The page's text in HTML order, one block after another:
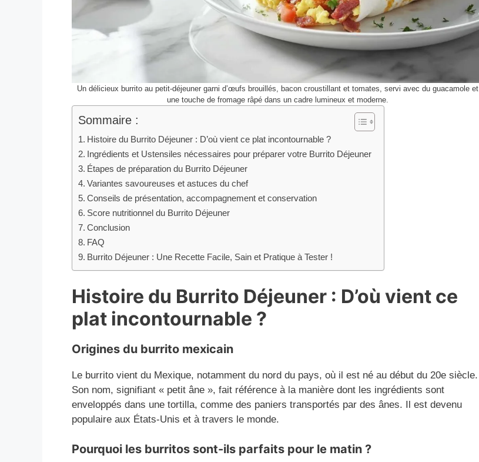
Un délicieux burrito au petit-déjeuner garni d’œufs brouillés, bacon croustillant et tomates, servi avec du guacamole et
une touche de fromage râpé dans un cadre lumineux et moderne.
Sommaire :
Histoire du Burrito Déjeuner : D’où vient ce plat incontournable ?
Ingrédients et Ustensiles nécessaires pour préparer votre Burrito Déjeuner
Étapes de préparation du Burrito Déjeuner
Variantes savoureuses et astuces du chef
Conseils de présentation, accompagnement et conservation
Score nutritionnel du Burrito Déjeuner
Conclusion
FAQ
Burrito Déjeuner : Une Recette Facile, Sain et Pratique à Tester !
Histoire du Burrito Déjeuner : D’où vient ce
plat incontournable ?
Origines du burrito mexicain
Le burrito vient du Mexique, notamment du nord du pays, où il est né au début du 20e siècle.
Son nom, signifiant « petit âne », fait référence à la manière dont les ingrédients sont
enveloppés dans une tortilla, comme des paniers transportés par des ânes. Il est devenu
populaire aux États-Unis et à travers le monde.
Pourquoi les burritos sont-ils parfaits pour le matin ?